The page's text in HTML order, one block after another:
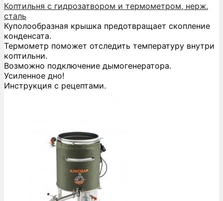
Коптильня с гидрозатвором и термометром, нерж.
сталь
Куполообразная крышка предотвращает скопление
конденсата.
Термометр поможет отследить температуру внутри
коптильни.
Возможно подключение дымогенератора.
Усиленное дно!
Инструкция с рецептами.